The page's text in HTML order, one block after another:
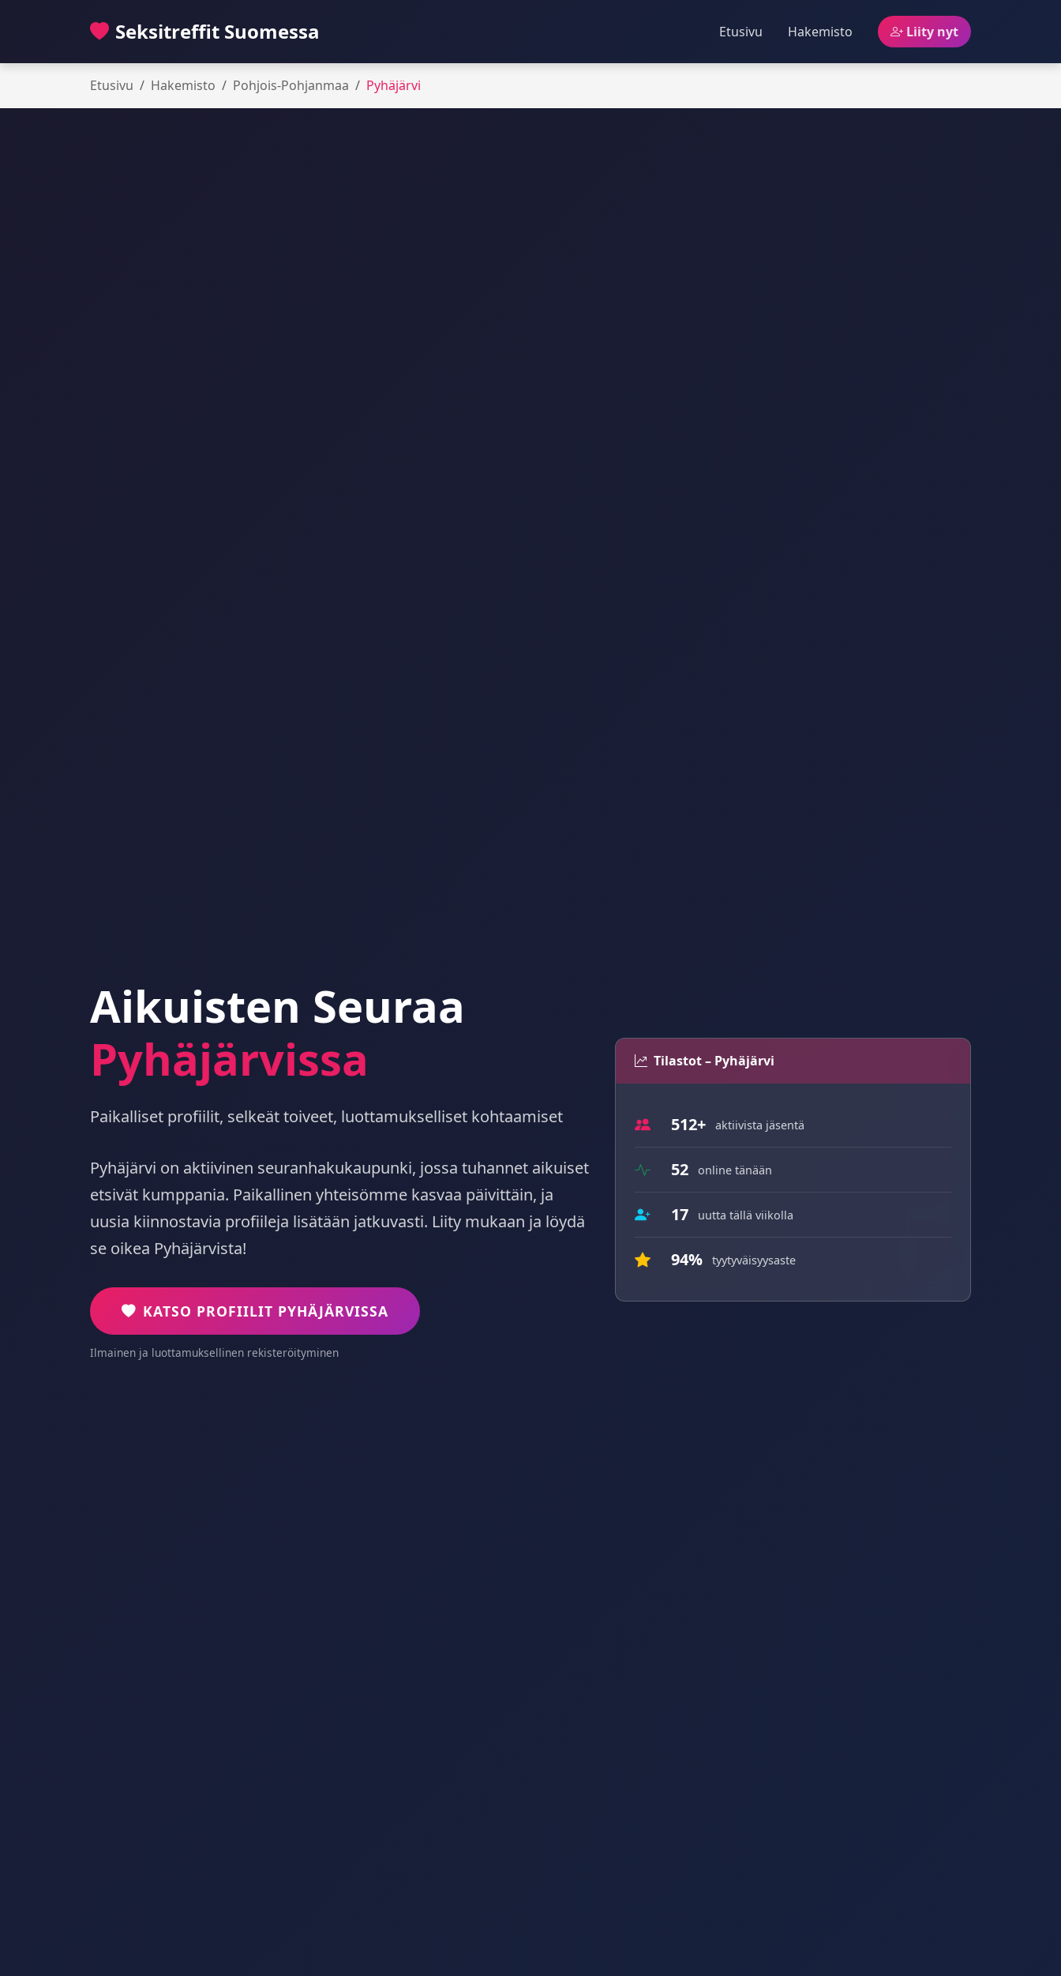
Seksitreffit Suomessa Etusivu Hakemisto Liity nyt
Etusivu Hakemisto Pohjois-Pohjanmaa Pyhäjärvi
Aikuisten Seuraa
Pyhäjärvissa
Paikalliset profiilit, selkeät toiveet, luottamukselliset kohtaamiset
Pyhäjärvi on aktiivinen seuranhakukaupunki, jossa tuhannet aikuiset
etsivät kumppania. Paikallinen yhteisömme kasvaa päivittäin, ja
uusia kiinnostavia profiileja lisätään jatkuvasti. Liity mukaan ja löydä
se oikea Pyhäjärvista!
KATSO PROFIILIT PYHÄJÄRVISSA
Ilmainen ja luottamuksellinen rekisteröityminen
Tilastot – Pyhäjärvi
512+ aktiivista jäsentä
52 online tänään
17 uutta tällä viikolla
94% tyytyväisyysaste